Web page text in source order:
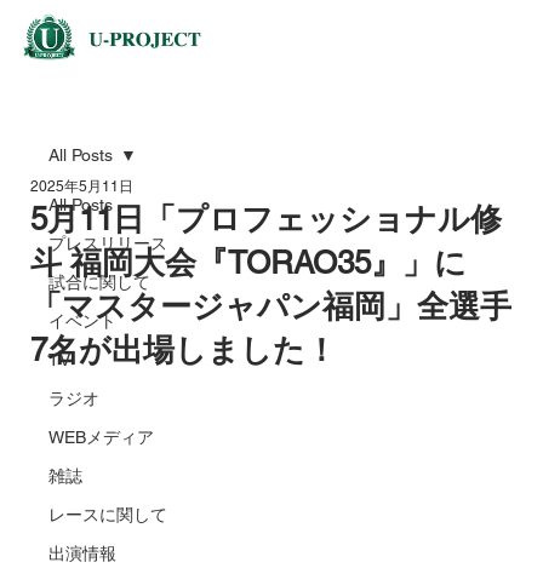
All Posts
プレスリリース
試合に関して
イベント
TV
ラジオ
WEBメディア
雑誌
レースに関して
出演情報
All Posts
5月11日「プロフェッショナル修
斗 福岡大会『TORAO35』」に
「マスタージャパン福岡」全選手
7名が出場しました！
2025年5月11日